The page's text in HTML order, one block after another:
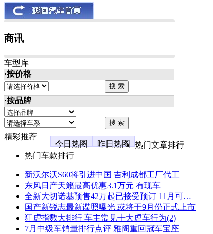
商讯
车型库
·按价格
·按品牌
精彩推荐
今日热图
昨日热图
热门文章排行
热门车款排行
新沃尔沃S60将引进中国 吉利成都工厂代工
东风日产天籁最高优惠3.1万元 有现车
全新大切诺基预售42万起已接受预订 11月可…
国产新锐志最新谍照曝光 或将于9月份正式上市
狂虐指数大排行 车主常见十大虐车行为(2)
7月中级车销量排行点评 雅阁重回冠军宝座